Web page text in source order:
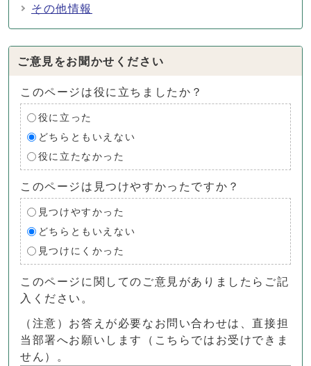
その他情報
ご意見をお聞かせください
このページは役に立ちましたか？
役に立った
どちらともいえない
役に立たなかった
このページは見つけやすかったですか？
見つけやすかった
どちらともいえない
見つけにくかった
このページに関してのご意見がありましたらご記
入ください。
（注意）お答えが必要なお問い合わせは、直接担
当部署へお願いします（こちらではお受けできま
せん）。